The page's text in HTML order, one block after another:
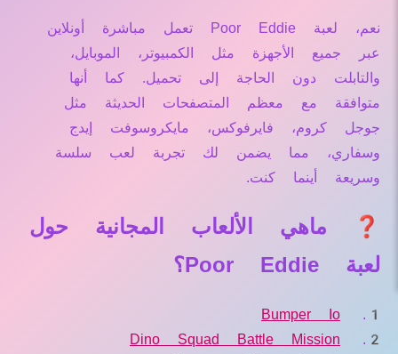
نعم، لعبة Poor Eddie تعمل مباشرة أونلاين
عبر جميع الأجهزة مثل الكمبيوتر، الموبايل،
والتابلت دون الحاجة إلى تحميل. كما أنها
متوافقة مع معظم المتصفحات الحديثة مثل
جوجل كروم، فايرفوكس، مايكروسوفت إيدج
وسفاري، مما يضمن لك تجربة لعب سلسة
وسريعة أينما كنت.
❓ ماهي الألعاب المجانية حول
لعبة Poor Eddie؟
Bumper Io
Dino Squad Battle Mission